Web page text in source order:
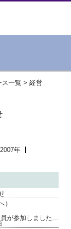
）
ス一覧 > 経営
2007年
が参加しました...